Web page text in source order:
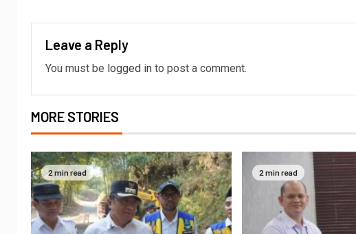
Leave a Reply
You must be logged in to post a comment.
MORE STORIES
2 min read 2 min read